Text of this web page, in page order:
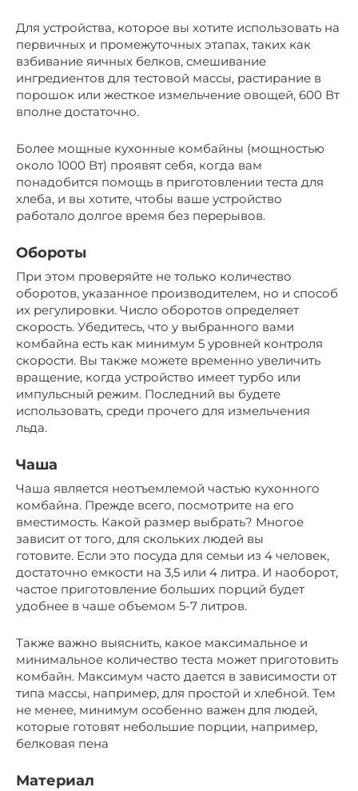
Для устройства, которое вы хотите использовать на
первичных и промежуточных этапах, таких как
взбивание яичных белков, смешивание
ингредиентов для тестовой массы, растирание в
порошок или жесткое измельчение овощей, 600 Вт
вполне достаточно.
Более мощные кухонные комбайны (мощностью
около 1000 Вт) проявят себя, когда вам
понадобится помощь в приготовлении теста для
хлеба, и вы хотите, чтобы ваше устройство
работало долгое время без перерывов.
Обороты
При этом проверяйте не только количество
оборотов, указанное производителем, но и способ
их регулировки. Число оборотов определяет
скорость. Убедитесь, что у выбранного вами
комбайна есть как минимум 5 уровней контроля
скорости. Вы также можете временно увеличить
вращение, когда устройство имеет турбо или
импульсный режим. Последний вы будете
использовать, среди прочего для измельчения
льда.
Чаша
Чаша является неотъемлемой частью кухонного
комбайна. Прежде всего, посмотрите на его
вместимость. Какой размер выбрать? Многое
зависит от того, для скольких людей вы
готовите. Если это посуда для семьи из 4 человек,
достаточно емкости на 3,5 или 4 литра. И наоборот,
частое приготовление больших порций будет
удобнее в чаше объемом 5-7 литров.
Также важно выяснить, какое максимальное и
минимальное количество теста может приготовить
комбайн. Максимум часто дается в зависимости от
типа массы, например, для простой и хлебной. Тем
не менее, минимум особенно важен для людей,
которые готовят небольшие порции, например,
белковая пена
Материал